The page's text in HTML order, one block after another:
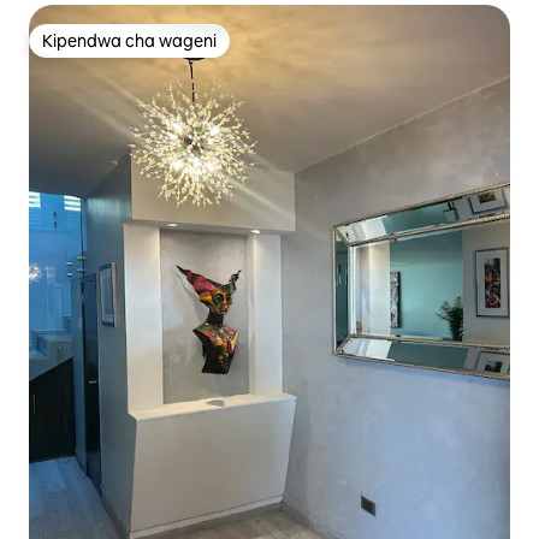
Kipendwa cha wageni
Kipendwa cha wageni